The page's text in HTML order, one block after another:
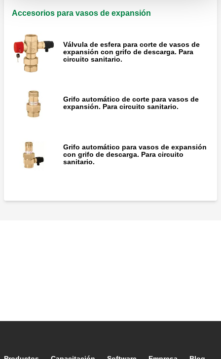
Accesorios para vasos de expansión
Válvula de esfera para corte de vasos de
expansión con grifo de descarga. Para
circuito sanitario.
Grifo automático de corte para vasos de
expansión. Para circuito sanitario.
Grifo automático para vasos de expansión
con grifo de descarga. Para circuito
sanitario.